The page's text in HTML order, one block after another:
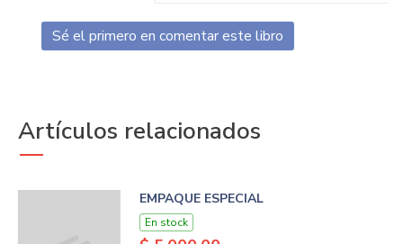
Sé el primero en comentar este libro
Artículos relacionados
EMPAQUE ESPECIAL
En stock